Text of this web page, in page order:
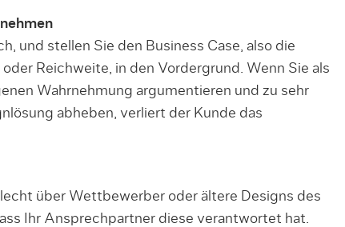
und stellen Sie den Business Case, also die
Reichweite, in den Vordergrund. Wenn Sie als
Wahrnehmung argumentieren und zu sehr
abheben, verliert der Kunde das
über Wettbewerber oder ältere Designs des
Ihr Ansprechpartner diese verantwortet hat.